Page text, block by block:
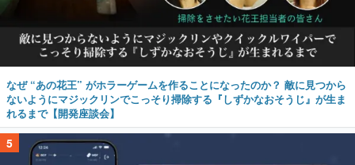
なぜ “あの花王” がホラーゲームを作ることになったのか？ 敵に見つから
ないようにマジックリンでこっそり掃除する『しずかなおそうじ』が生ま
れるまで【開発座談会】
5